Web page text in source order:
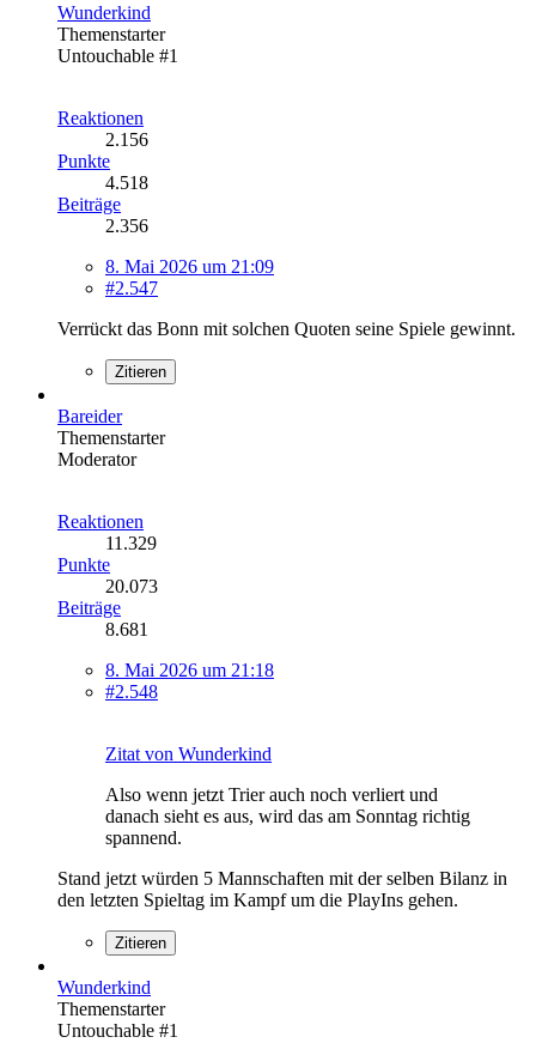
Wunderkind
Themenstarter
Untouchable #1
Reaktionen
2.156
Punkte
4.518
Beiträge
2.356
8. Mai 2026 um 21:09
#2.547
Verrückt das Bonn mit solchen Quoten seine Spiele gewinnt.
Zitieren
Bareider
Themenstarter
Moderator
Reaktionen
11.329
Punkte
20.073
Beiträge
8.681
8. Mai 2026 um 21:18
#2.548
Zitat von Wunderkind
Also wenn jetzt Trier auch noch verliert und
danach sieht es aus, wird das am Sonntag richtig
spannend.
Stand jetzt würden 5 Mannschaften mit der selben Bilanz in
den letzten Spieltag im Kampf um die PlayIns gehen.
Zitieren
Wunderkind
Themenstarter
Untouchable #1